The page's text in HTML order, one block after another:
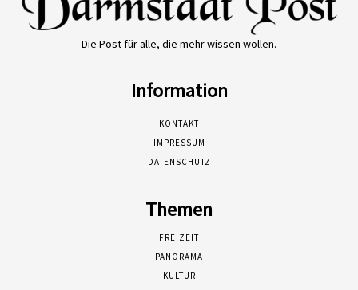
Die Post für alle, die mehr wissen wollen.
Information
KONTAKT
IMPRESSUM
DATENSCHUTZ
Themen
FREIZEIT
PANORAMA
KULTUR